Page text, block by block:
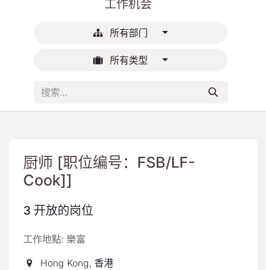
工作机会
所有部门
所有类型
厨师 [职位编号：FSB/LF-
Cook]]
3 开放的岗位
工作地點: 樂富
Hong Kong, 香港